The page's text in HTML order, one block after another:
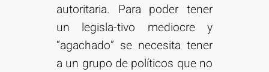
autoritaria. Para poder tener
un legisla-tivo mediocre y
“agachado” se necesita tener
a un grupo de políticos que no